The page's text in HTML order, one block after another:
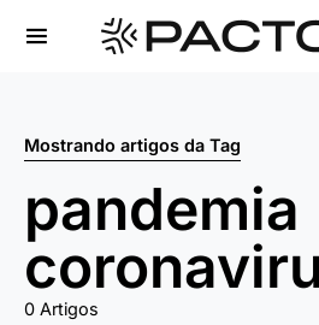
Mostrando artigos da Tag
pandemia
0 Artigos